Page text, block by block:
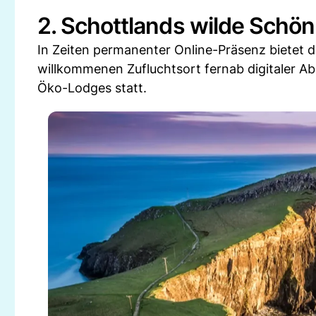
2. Schottlands wilde
In Zeiten permanenter Online-Präsenz bietet
willkommenen Zufluchtsort fernab digitaler
Öko-Lodges statt.